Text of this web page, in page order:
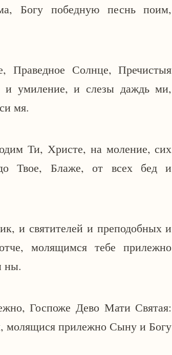
Богу победную песнь поим,
Праведное Солнце, Пречистыя
и умиление, и слезы даждь ми,
мя.
Ти, Христе, на моление, сих
Твое, Блаже, от всех бед и
и святителей и преподобных и
молящимся тебе прилежно
ны.
Госпоже Дево Мати Святая:
молящися прилежно Сыну и Богу